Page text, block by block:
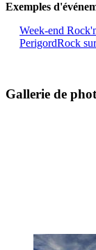
Exemples
Week-end
PerigordRock
Gallerie de